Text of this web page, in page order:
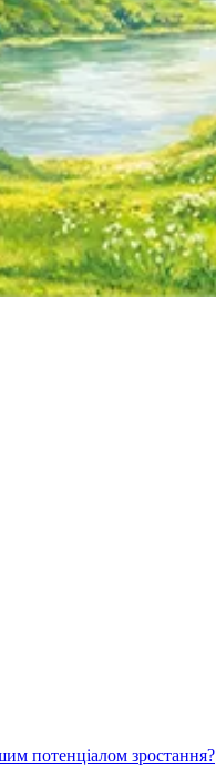
потенціалом зростання?